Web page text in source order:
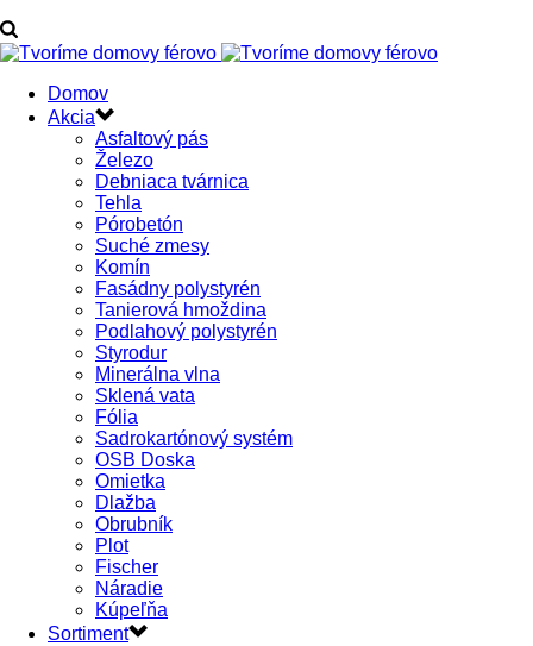
Domov
Akcia
Asfaltový pás
Železo
Debniaca tvárnica
Tehla
Pórobetón
Suché zmesy
Komín
Fasádny polystyrén
Tanierová hmoždina
Podlahový polystyrén
Styrodur
Minerálna vlna
Sklená vata
Fólia
Sadrokartónový systém
OSB Doska
Omietka
Dlažba
Obrubník
Plot
Fischer
Náradie
Kúpeľňa
Sortiment